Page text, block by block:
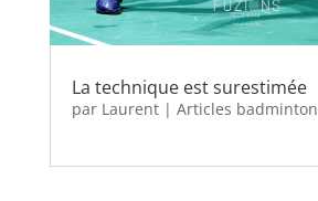
La technique est surestimée
par Laurent| Articles badminton